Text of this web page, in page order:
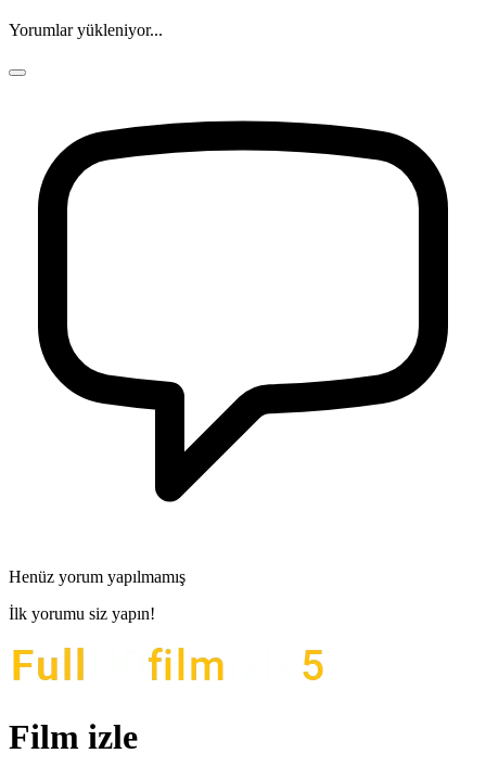
Yorumlar yükleniyor...
Henüz yorum yapılmamış
İlk yorumu siz yapın!
Film izle